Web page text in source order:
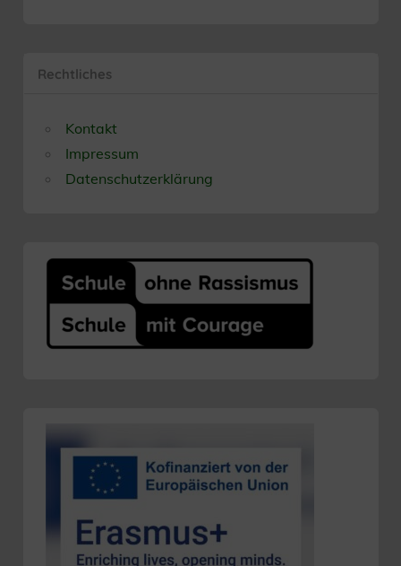
Rechtliches
Kontakt
Impressum
Datenschutzerklärung